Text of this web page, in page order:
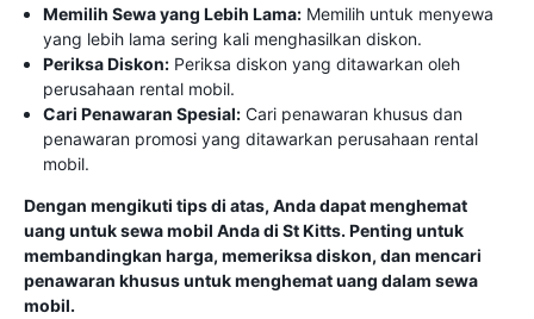
Memilih Sewa yang Lebih Lama: Memilih untuk menyewa
yang lebih lama sering kali menghasilkan diskon.
Periksa Diskon: Periksa diskon yang ditawarkan oleh
perusahaan rental mobil.
Cari Penawaran Spesial: Cari penawaran khusus dan
penawaran promosi yang ditawarkan perusahaan rental
mobil.
Dengan mengikuti tips di atas, Anda dapat menghemat
uang untuk sewa mobil Anda di St Kitts. Penting untuk
membandingkan harga, memeriksa diskon, dan mencari
penawaran khusus untuk menghemat uang dalam sewa
mobil.